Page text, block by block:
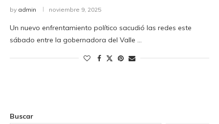
by admin noviembre 9, 2025
Un nuevo enfrentamiento político sacudió las redes este
sábado entre la gobernadora del Valle …
Buscar